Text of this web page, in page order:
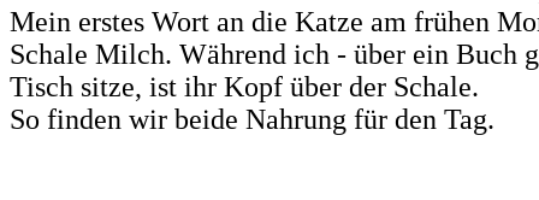
Mein erstes Wort an die Katze am frühen
Schale Milch. Während ich - über ein Buch
Tisch sitze, ist ihr Kopf über der Schale.
So finden wir beide Nahrung für den Tag.